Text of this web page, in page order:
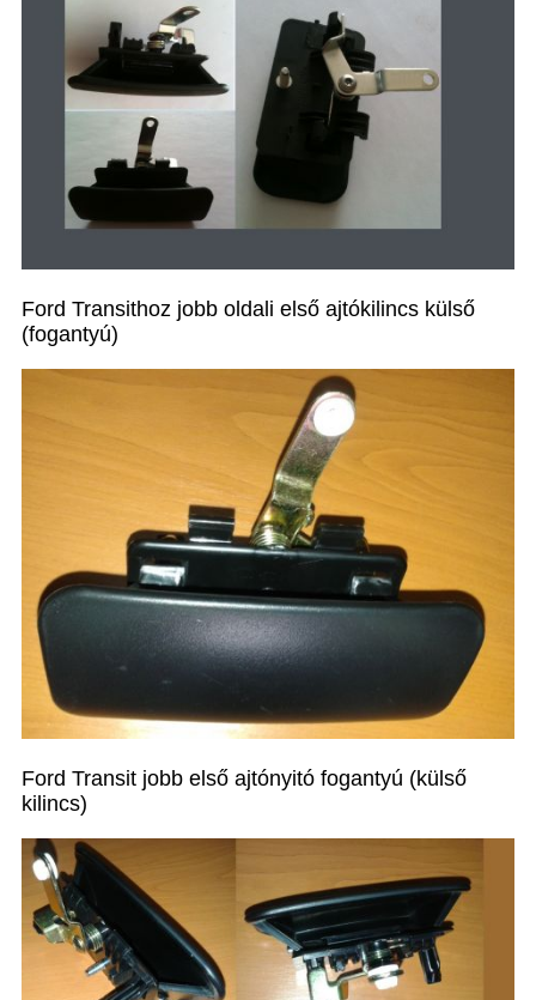
Ford Transithoz jobb oldali első ajtókilincs külső
(fogantyú)
Ford Transit jobb első ajtónyitó fogantyú (külső
kilincs)